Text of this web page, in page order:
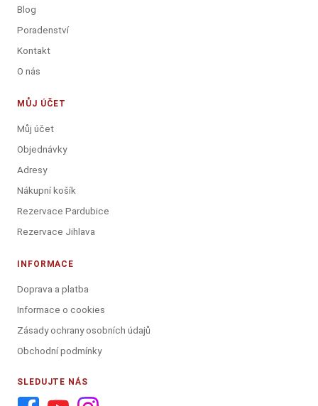
Blog
Poradenství
Kontakt
O nás
MŮJ ÚČET
Můj účet
Objednávky
Adresy
Nákupní košík
Rezervace Pardubice
Rezervace Jihlava
INFORMACE
Doprava a platba
Informace o cookies
Zásady ochrany osobních údajů
Obchodní podmínky
SLEDUJTE NÁS